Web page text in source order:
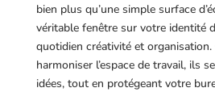
bien plus qu’une simple surface
véritable fenêtre sur votre identité
quotidien créativité et
harmoniser l’espace de travail, ils
idées, tout en protégeant votre